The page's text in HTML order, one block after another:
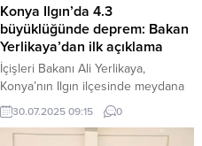
Konya Ilgın’da 4.3
büyüklüğünde deprem: Bakan
Yerlikaya’dan ilk açıklama
İçişleri Bakanı Ali Yerlikaya,
Konya’nın Ilgın ilçesinde meydana
gelen 4.3 büyüklüğündeki
depremin çevre illerde de
hissedildiğini belirterek, AFAD ve
30.07.2025 09:15 0